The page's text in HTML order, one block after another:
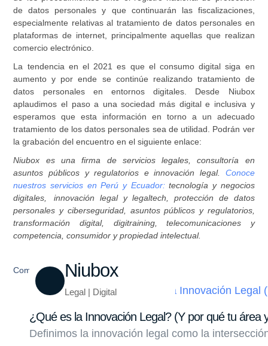
de datos personales y que continuarán las fiscalizaciones,
especialmente relativas al tratamiento de datos personales en
plataformas de internet, principalmente aquellas que realizan
comercio electrónico.
La tendencia en el 2021 es que el consumo digital siga en
aumento y por ende se continúe realizando tratamiento de
datos personales en entornos digitales. Desde Niubox
aplaudimos el paso a una sociedad más digital e inclusiva y
esperamos que esta información en torno a un adecuado
tratamiento de los datos personales sea de utilidad. Podrán ver
la grabación del encuentro en el siguiente enlace:
Niubox es una firma de servicios legales, consultoría en
asuntos públicos y regulatorios e innovación legal. Conoce
nuestros servicios en Perú y Ecuador:tecnología y negocios
digitales, innovación legal y legaltech, protección de datos
personales y ciberseguridad, asuntos públicos y regulatorios,
transformación digital, digitraining, telecomunicaciones y
competencia, consumidor y propiedad intelectual.
Compartir Niubox
Legal | Digital
¿Qué es la Innovación Legal? (Y por qué tu área
Definimos la innovación legal como la